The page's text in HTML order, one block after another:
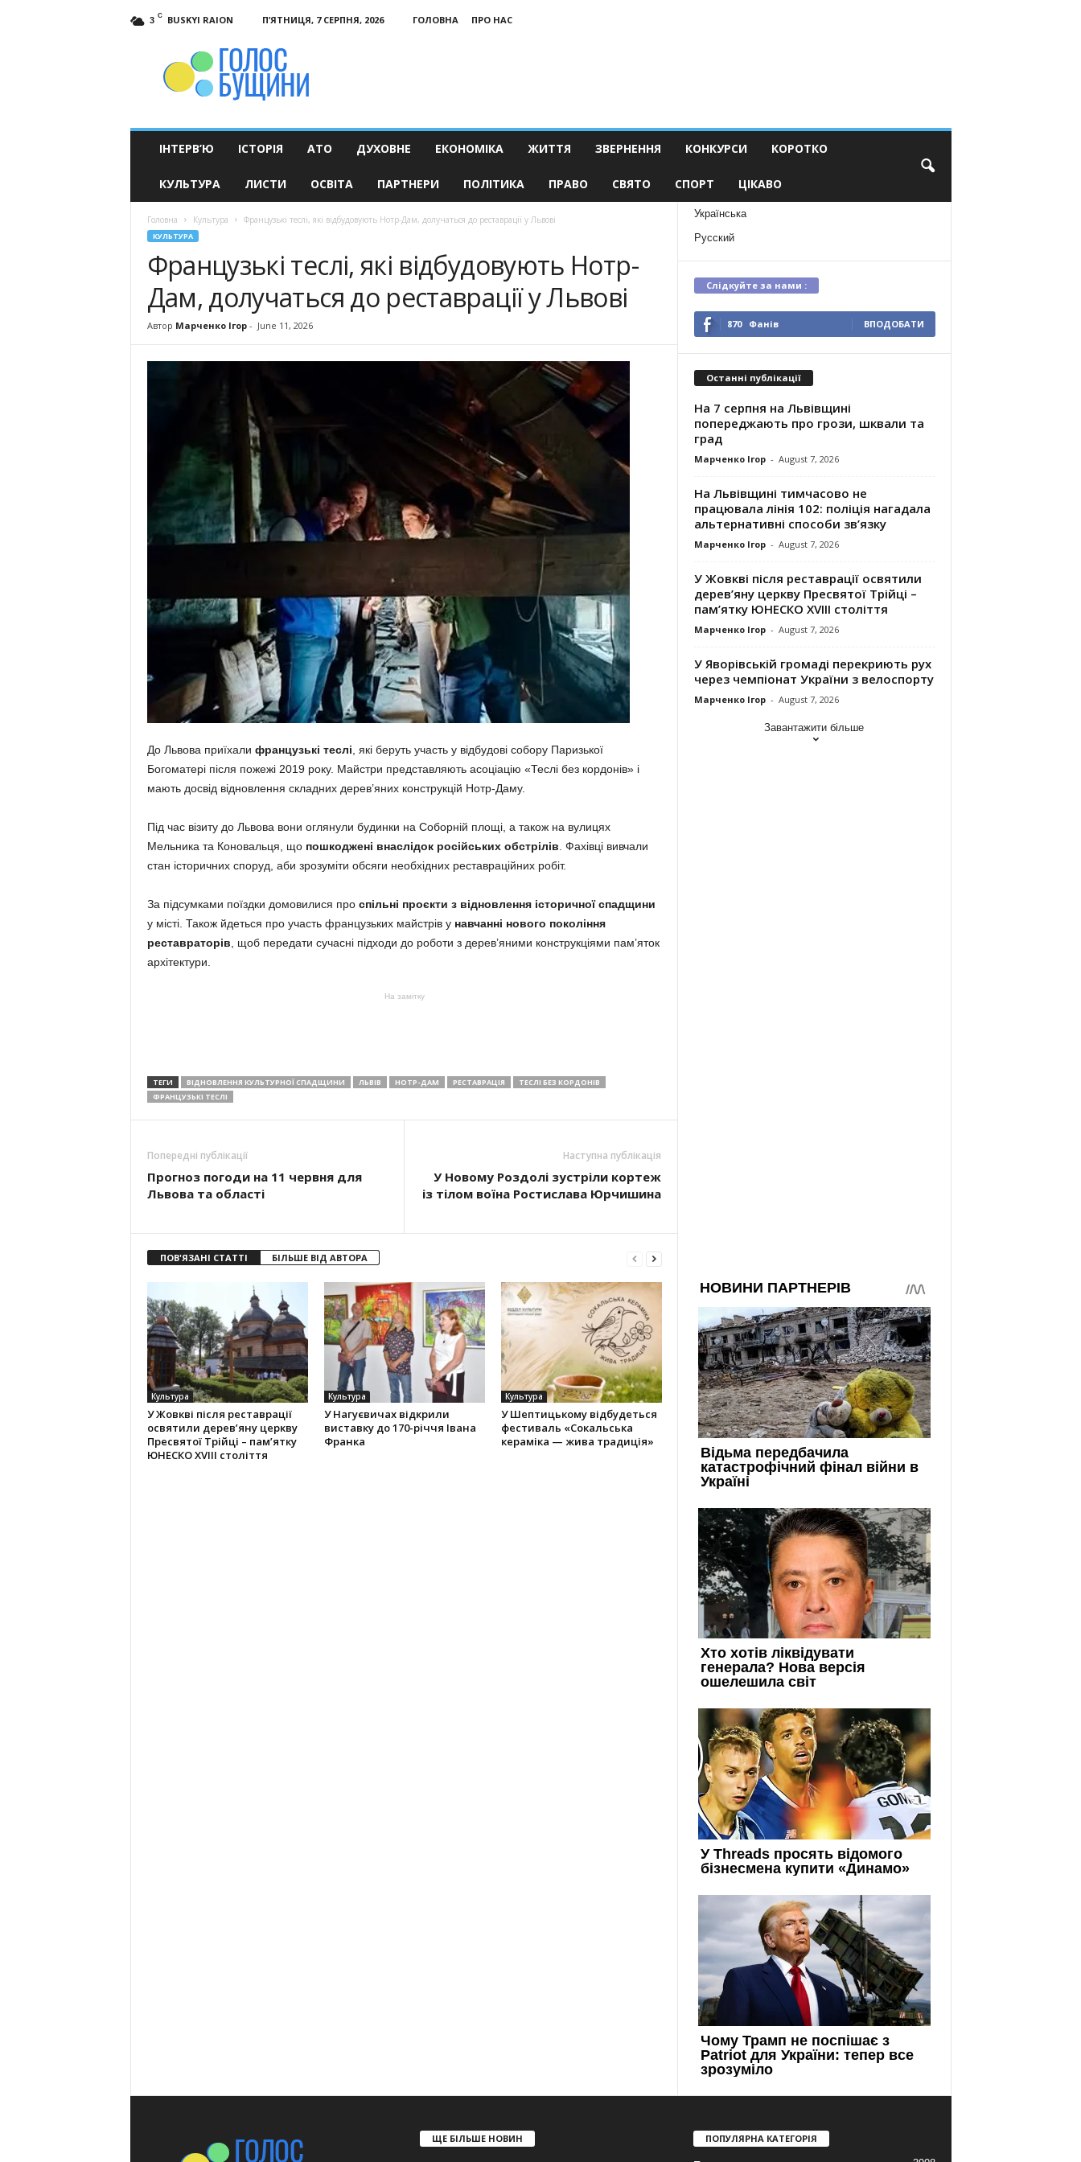
3 C BUSKYI RAION П’ЯТНИЦЯ, 7 СЕРПНЯ, 2026 ГОЛОВНА
ПРО НАС
ІНТЕРВ’Ю ІСТОРІЯ АТО ДУХОВНЕ ЕКОНОМІКА ЖИТТЯ ЗВЕРНЕННЯ КОНКУРСИ КОРОТКО
КУЛЬТУРА ЛИСТИ ОСВІТА ПАРТНЕРИ ПОЛІТИКА ПРАВО СВЯТО СПОРТ ЦІКАВО
Головна Культура Французькі теслі, які відбудовують Нотр-Дам, долучаться до реставрації у Львові
КУЛЬТУРА
Французькі теслі, які відбудовують Нотр-
Дам, долучаться до реставрації у Львові
Автор Марченко Ігор- June 11, 2026
До Львова приїхали французькі теслі , які беруть участь у відбудові собору Паризької
Богоматері після пожежі 2019 року. Майстри представляють асоціацію «Теслі без кордонів» і
мають досвід відновлення складних дерев’яних конструкцій Нотр-Даму.
Під час візиту до Львова вони оглянули будинки на Соборній площі, а також на вулицях
Мельника та Коновальця, що пошкоджені внаслідок російських обстрілів . Фахівці вивчали
стан історичних споруд, аби зрозуміти обсяги необхідних реставраційних робіт.
За підсумками поїздки домовилися про спільні проєкти з відновлення історичної спадщини
у місті. Також йдеться про участь французьких майстрів у навчанні нового покоління
реставраторів , щоб передати сучасні підходи до роботи з дерев’яними конструкціями пам’яток
архітектури.
На замітку
ТЕГИ ВІДНОВЛЕННЯ КУЛЬТУРНОЇ СПАДЩИНИ ЛЬВІВ НОТР-ДАМ РЕСТАВРАЦІЯ
ТЕСЛІ БЕЗ КОРДОНІВ
ФРАНЦУЗЬКІ ТЕСЛІ
Попередні публікації
Прогноз погоди на 11 червня для
Львова та області
Наступна публікація
У Новому Роздолі зустріли кортеж
із тілом воїна Ростислава Юрчишина
ПОВ'ЯЗАНІ СТАТТІ БІЛЬШЕ ВІД АВТОРА
Культура
У Жовкві після реставрації
освятили дерев’яну церкву
Пресвятої Трійці – пам’ятку
ЮНЕСКО XVIII століття
Культура
У Нагуєвичах відкрили
виставку до 170-річчя Івана
Франка
Культура
У Шептицькому відбудеться
фестиваль «Сокальська
кераміка — жива традиція»
Українська
Русский
Слідкуйте за нами :
870 Фанів ВПОДОБАТИ
Останні публікації
На 7 серпня на Львівщині
попереджають про грози, шквали та
град
Марченко Ігор - August 7, 2026
На Львівщині тимчасово не
працювала лінія 102: поліція нагадала
альтернативні способи зв’язку
Марченко Ігор - August 7, 2026
У Жовкві після реставрації освятили
дерев’яну церкву Пресвятої Трійці –
пам’ятку ЮНЕСКО XVIII століття
Марченко Ігор - August 7, 2026
У Яворівській громаді перекриють рух
через чемпіонат України з велоспорту
Марченко Ігор - August 7, 2026
Завантажити більше
ЩЕ БІЛЬШЕ НОВИН ПОПУЛЯРНА КАТЕГОРІЯ